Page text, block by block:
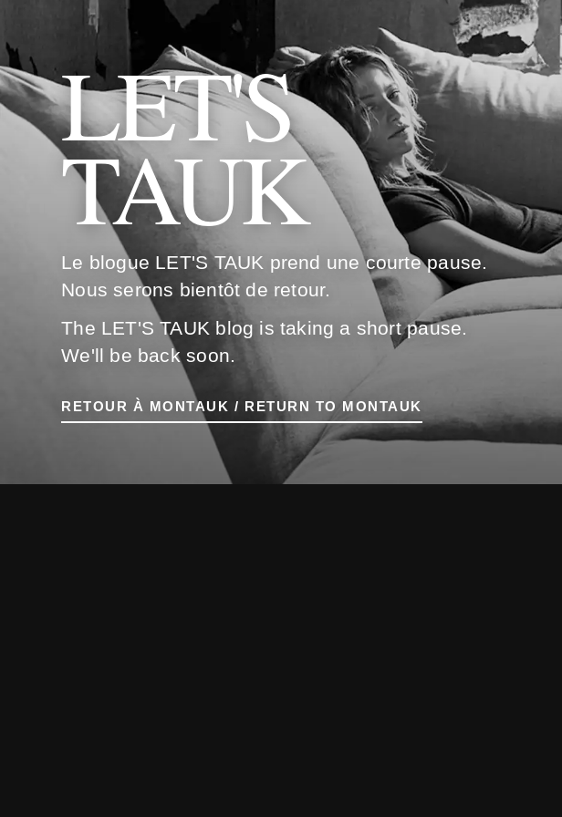
LET'S
TAUK
Le blogue LET'S TAUK prend une courte pause.
Nous serons bientôt de retour.
The LET'S TAUK blog is taking a short pause.
We'll be back soon.
RETOUR À MONTAUK / RETURN TO MONTAUK